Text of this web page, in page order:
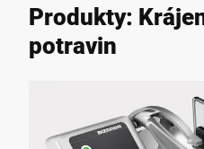
Produkty:
potravin